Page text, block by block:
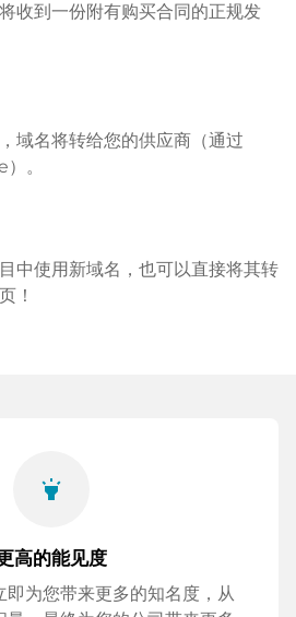
收到一份附有购买合同的正规发
域名将转给您的供应商（通过
。
中使用新域名，也可以直接将其转
！
highlight
高的能见度
即为您带来更多的知名度，从